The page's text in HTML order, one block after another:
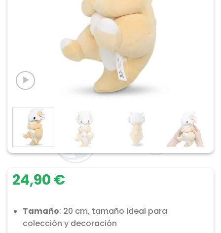
24,90 €
Tamaño: 20 cm, tamaño ideal para
colección y decoración